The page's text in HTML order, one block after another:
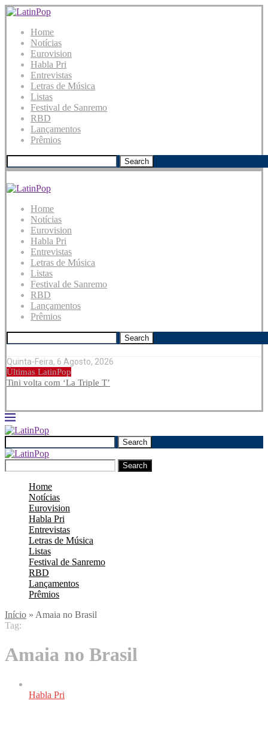
Home
Notícias
Eurovision
Habla Pri
Entrevistas
Letras de Música
Listas
Festival de Sanremo
RBD
Lançamentos
Prêmios
Search
Home
Notícias
Eurovision
Habla Pri
Entrevistas
Letras de Música
Listas
Festival de Sanremo
RBD
Lançamentos
Prêmios
Search
Quinta-Feira, 6 Agosto, 2026
Últimas LatinPop
Tini volta com ‘La Triple T’
Search
Search
Home
Notícias
Eurovision
Habla Pri
Entrevistas
Letras de Música
Listas
Festival de Sanremo
RBD
Lançamentos
Prêmios
Início » Amaia no Brasil
Tag:
Amaia no Brasil
Habla Pri